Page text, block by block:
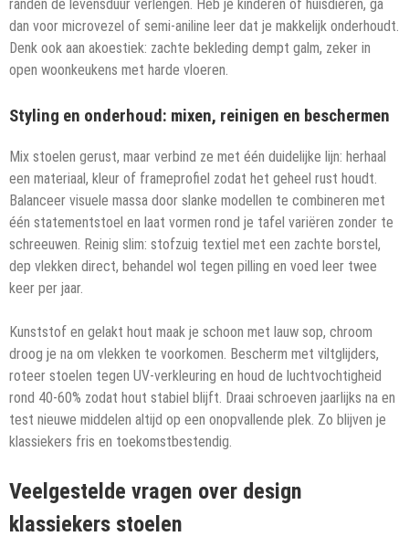
randen de levensduur verlengen. Heb je kinderen of huisdieren, ga
dan voor microvezel of semi-aniline leer dat je makkelijk onderhoudt.
Denk ook aan akoestiek: zachte bekleding dempt galm, zeker in
open woonkeukens met harde vloeren.
Styling en onderhoud: mixen, reinigen en beschermen
Mix stoelen gerust, maar verbind ze met één duidelijke lijn: herhaal
een materiaal, kleur of frameprofiel zodat het geheel rust houdt.
Balanceer visuele massa door slanke modellen te combineren met
één statementstoel en laat vormen rond je tafel variëren zonder te
schreeuwen. Reinig slim: stofzuig textiel met een zachte borstel,
dep vlekken direct, behandel wol tegen pilling en voed leer twee
keer per jaar.
Kunststof en gelakt hout maak je schoon met lauw sop, chroom
droog je na om vlekken te voorkomen. Bescherm met viltglijders,
roteer stoelen tegen UV-verkleuring en houd de luchtvochtigheid
rond 40-60% zodat hout stabiel blijft. Draai schroeven jaarlijks na en
test nieuwe middelen altijd op een onopvallende plek. Zo blijven je
klassiekers fris en toekomstbestendig.
Veelgestelde vragen over design
klassiekers stoelen